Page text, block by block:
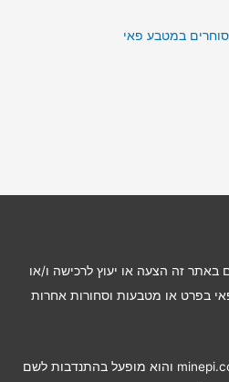
במטבע פאי
באתר זה הצעה או יעוץ לרכישה ו/או
בפרט או מטבעות וסחורות אחרות
אתר זה אינו אתר רשמי של minepi.com והוא מופעל בהתנדבות לשם